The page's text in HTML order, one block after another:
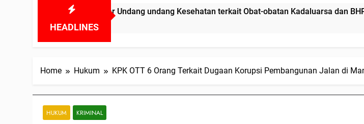
HEADLINES
melanggar Undang undang Kesehatan terkait Obat-obatan Kadaluarsa dan BHP Alkes.
Home Hukum KPK OTT 6 Orang Terkait Dugaan Korupsi Pembangunan Jalan di
HUKUM KRIMINAL